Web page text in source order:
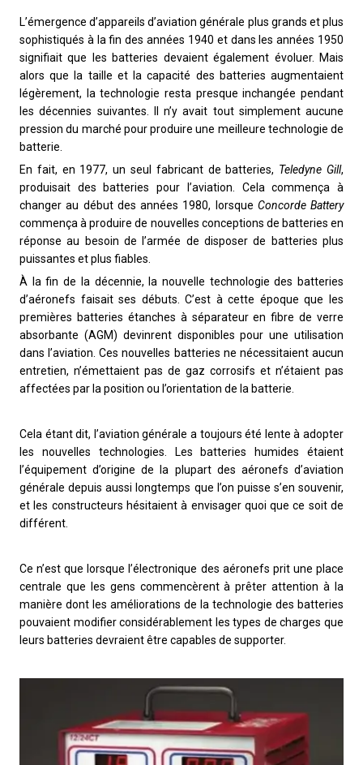
L’émergence d’appareils d’aviation générale plus grands et plus
sophistiqués à la fin des années 1940 et dans les années 1950
signifiait que les batteries devaient également évoluer. Mais
alors que la taille et la capacité des batteries augmentaient
légèrement, la technologie resta presque inchangée pendant
les décennies suivantes. Il n’y avait tout simplement aucune
pression du marché pour produire une meilleure technologie de
batterie.
En fait, en 1977, un seul fabricant de batteries, Teledyne Gill,
produisait des batteries pour l’aviation. Cela commença à
changer au début des années 1980, lorsque Concorde Battery
commença à produire de nouvelles conceptions de batteries en
réponse au besoin de l’armée de disposer de batteries plus
puissantes et plus fiables.
À la fin de la décennie, la nouvelle technologie des batteries
d’aéronefs faisait ses débuts. C’est à cette époque que les
premières batteries étanches à séparateur en fibre de verre
absorbante (AGM) devinrent disponibles pour une utilisation
dans l’aviation. Ces nouvelles batteries ne nécessitaient aucun
entretien, n’émettaient pas de gaz corrosifs et n’étaient pas
affectées par la position ou l’orientation de la batterie.
Cela étant dit, l’aviation générale a toujours été lente à adopter
les nouvelles technologies. Les batteries humides étaient
l’équipement d’origine de la plupart des aéronefs d’aviation
générale depuis aussi longtemps que l’on puisse s’en souvenir,
et les constructeurs hésitaient à envisager quoi que ce soit de
différent.
Ce n’est que lorsque l’électronique des aéronefs prit une place
centrale que les gens commencèrent à prêter attention à la
manière dont les améliorations de la technologie des batteries
pouvaient modifier considérablement les types de charges que
leurs batteries devraient être capables de supporter.